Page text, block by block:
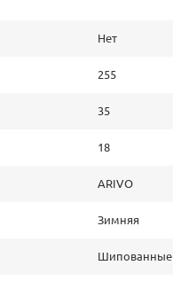
Нет
255
35
18
ARIVO
Зимняя
Шипованные